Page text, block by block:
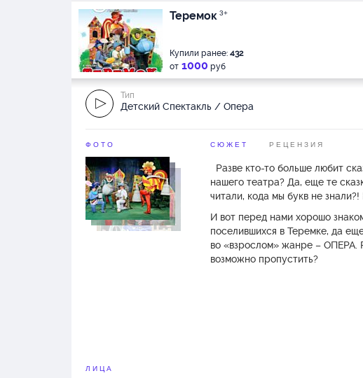
Теремок 3+
Купили ранее: 432
от 1000 руб
Тип
Детский Спектакль / Опера
ФОТО СЮЖЕТ РЕЦЕНЗИЯ
Разве кто-то больше любит
нашего театра? Да, еще те
читали, кода мы букв не знали?!
И вот перед нами хорошо
поселившихся в Теремке, да
во «взрослом» жанре – ОПЕРА.
возможно пропустить?
ЛИЦА